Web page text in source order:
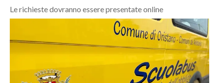
CRONACA
MONDO
Le richieste dovranno essere presentate online